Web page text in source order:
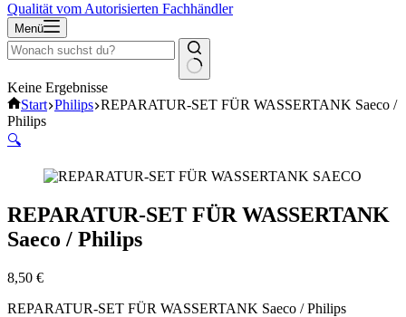
Qualität vom Autorisierten Fachhändler
Menü
Keine Ergebnisse
Start Philips REPARATUR-SET FÜR WASSERTANK Saeco /
Philips
🔍
REPARATUR-SET FÜR WASSERTANK
Saeco / Philips
8,50 €
REPARATUR-SET FÜR WASSERTANK Saeco / Philips